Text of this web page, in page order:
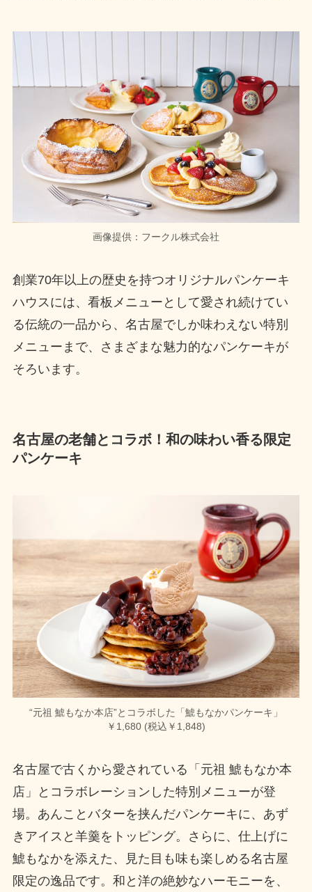
画像提供：フークル株式会社
創業70年以上の歴史を持つオリジナルパンケーキ
ハウスには、看板メニューとして愛され続けてい
る伝統の一品から、名古屋でしか味わえない特別
メニューまで、さまざまな魅力的なパンケーキが
そろいます。
名古屋の老舗とコラボ！和の味わい香る限定
パンケーキ
“元祖 鯱もなか本店”とコラボした「鯱もなかパンケーキ」
￥1,680 (税込￥1,848)
名古屋で古くから愛されている「元祖 鯱もなか本
店」とコラボレーションした特別メニューが登
場。あんことバターを挟んだパンケーキに、あず
きアイスと羊羹をトッピング。さらに、仕上げに
鯱もなかを添えた、見た目も味も楽しめる名古屋
限定の逸品です。和と洋の絶妙なハーモニーを、